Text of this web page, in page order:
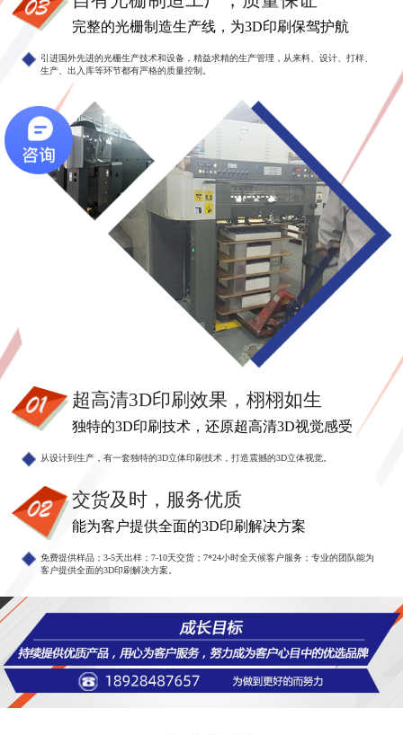
完整的光栅制造生产线，为3D印刷保驾护航
引进国外先进的光栅生产技术和设备，精益求精的生产管理，从来料、设计、打样、
生产、出入库等环节都有严格的质量控制。
超高清3D印刷效果，栩栩如生
独特的3D印刷技术，还原超高清3D视觉感受
从设计到生产，有一套独特的3D立体印刷技术，打造震撼的3D立体视觉。
交货及时，服务优质
能为客户提供全面的3D印刷解决方案
免费提供样品；3-5天出样；7-10天交货；7*24小时全天候客户服务；专业的团队能为
客户提供全面的3D印刷解决方案。